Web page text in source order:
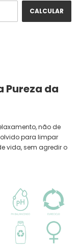
CALCULAR
Pureza da
não de
para limpar
vida, sem agredir o